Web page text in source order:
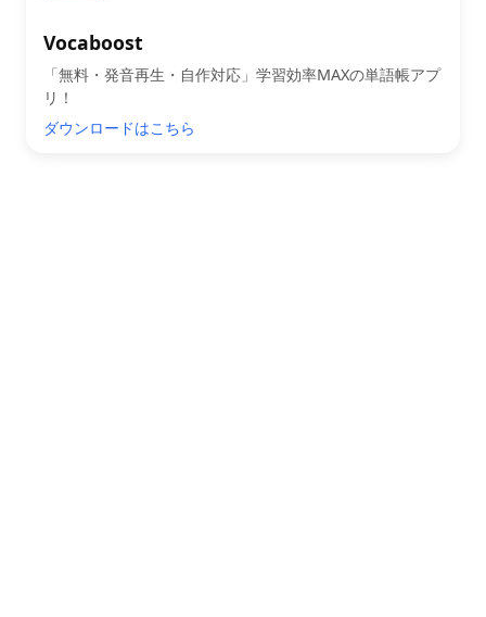
Vocaboost
「無料・発音再生・自作対応」学習効率MAXの単語帳アプ
リ！
ダウンロードはこちら